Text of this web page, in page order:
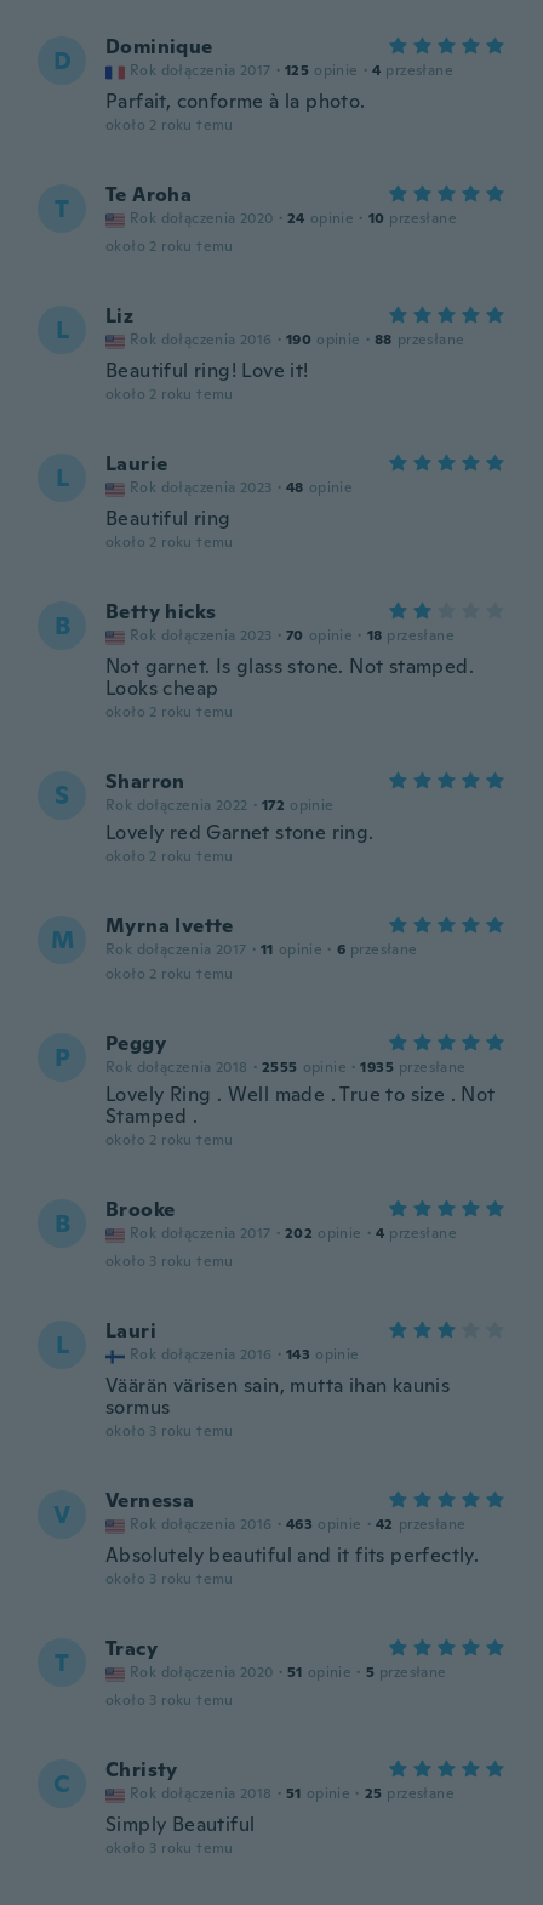
D Dominique
Rok dołączenia 2017 · 125 opinie · 4 przesłane
Parfait, conforme à la photo.
około 2 roku temu
T Te Aroha
Rok dołączenia 2020 · 24 opinie · 10 przesłane
około 2 roku temu
L Liz
Rok dołączenia 2016 · 190 opinie · 88 przesłane
Beautiful ring! Love it!
około 2 roku temu
L Laurie
Rok dołączenia 2023 · 48 opinie
Beautiful ring
około 2 roku temu
B Betty hicks
Rok dołączenia 2023 · 70 opinie · 18 przesłane
Not garnet. Is glass stone. Not stamped.
Looks cheap
około 2 roku temu
S Sharron
Rok dołączenia 2022 · 172 opinie
Lovely red Garnet stone ring.
około 2 roku temu
M Myrna Ivette
Rok dołączenia 2017 · 11 opinie · 6 przesłane
około 2 roku temu
P Peggy
Rok dołączenia 2018 · 2555 opinie · 1935 przesłane
Lovely Ring . Well made . True to size . Not
Stamped .
około 2 roku temu
B Brooke
Rok dołączenia 2017 · 202 opinie · 4 przesłane
około 3 roku temu
L Lauri
Rok dołączenia 2016 · 143 opinie
Väärän värisen sain, mutta ihan kaunis
sormus
około 3 roku temu
V Vernessa
Rok dołączenia 2016 · 463 opinie · 42 przesłane
Absolutely beautiful and it fits perfectly.
około 3 roku temu
T Tracy
Rok dołączenia 2020 · 51 opinie · 5 przesłane
około 3 roku temu
C Christy
Rok dołączenia 2018 · 51 opinie · 25 przesłane
Simply Beautiful
około 3 roku temu